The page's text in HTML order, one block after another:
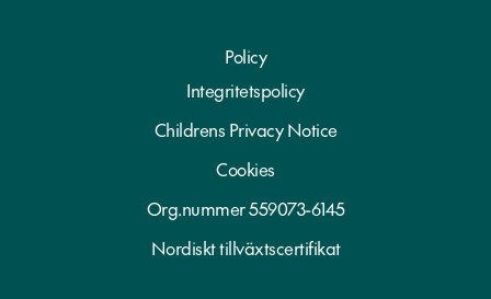
Policy
Integritetspolicy
Childrens Privacy Notice
Cookies
Org.nummer 559073-6145
Nordiskt tillväxtscertifikat